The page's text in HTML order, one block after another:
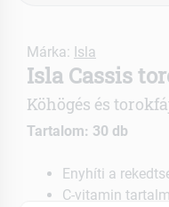
Márka: Isla
Isla Cassis
Köhögés és
Tartalom: 30 db
Enyhíti a
C-vitamin